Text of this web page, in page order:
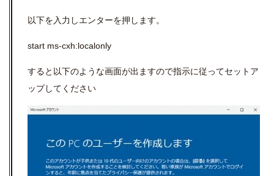
以下を入力しエンターを押します。
start ms-cxh:localonly
すると以下のような画面が出ますので指示に従ってセットア
ップしてください